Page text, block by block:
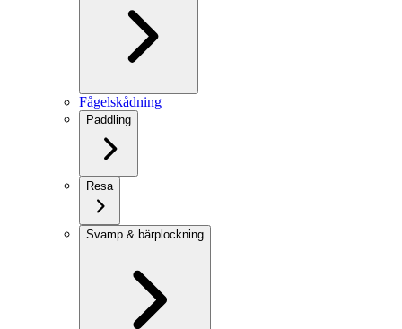
Fågelskådning
Paddling
Resa
Svamp & bärplockning